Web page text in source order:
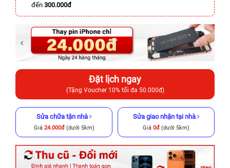
đến 300.000đ
Đặt lịch ngay
(Tặng Voucher 10% tối đa 50.000đ)
Sửa chữa tận nhà
Giá 24.000đ(dưới 5km)
Sửa giao nhận tại nhà
Giá 0đ (dưới 5km)